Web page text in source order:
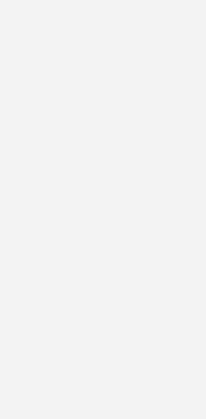
eine umfassende
verbindliche
Produktentwicklung
Energie zur